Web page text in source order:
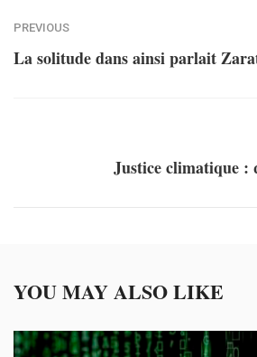
PREVIOUS
La solitude dans ainsi parlait
Justice climatique :
YOU MAY ALSO LIKE